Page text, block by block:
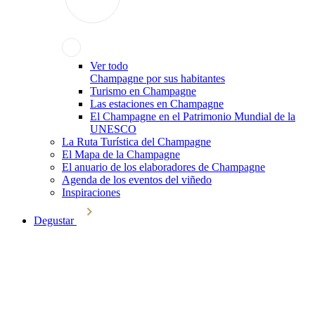
Ver todo
Champagne por sus habitantes
Turismo en Champagne
Las estaciones en Champagne
El Champagne en el Patrimonio Mundial de la
UNESCO
La Ruta Turística del Champagne
El Mapa de la Champagne
El anuario de los elaboradores de Champagne
Agenda de los eventos del viñedo
Inspiraciones
Degustar